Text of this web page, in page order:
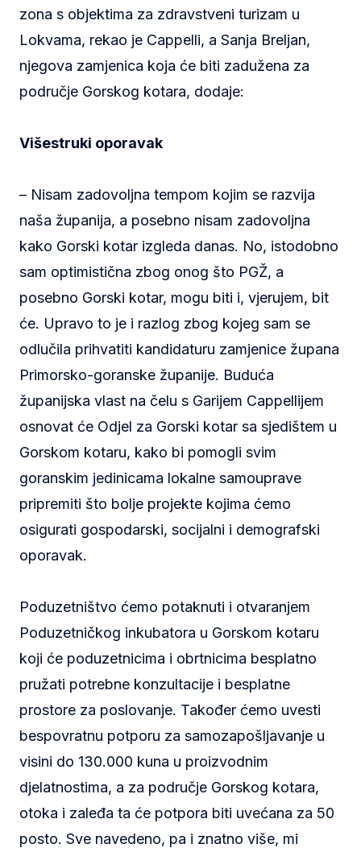
zona s objektima za zdravstveni turizam u
Lokvama, rekao je Cappelli, a Sanja Breljan,
njegova zamjenica koja će biti zadužena za
područje Gorskog kotara, dodaje:
Višestruki oporavak
– Nisam zadovoljna tempom kojim se razvija
naša županija, a posebno nisam zadovoljna
kako Gorski kotar izgleda danas. No, istodobno
sam optimistična zbog onog što PGŽ, a
posebno Gorski kotar, mogu biti i, vjerujem, bit
će. Upravo to je i razlog zbog kojeg sam se
odlučila prihvatiti kandidaturu zamjenice župana
Primorsko-goranske županije. Buduća
županijska vlast na čelu s Garijem Cappellijem
osnovat će Odjel za Gorski kotar sa sjedištem u
Gorskom kotaru, kako bi pomogli svim
goranskim jedinicama lokalne samouprave
pripremiti što bolje projekte kojima ćemo
osigurati gospodarski, socijalni i demografski
oporavak.
Poduzetništvo ćemo potaknuti i otvaranjem
Poduzetničkog inkubatora u Gorskom kotaru
koji će poduzetnicima i obrtnicima besplatno
pružati potrebne konzultacije i besplatne
prostore za poslovanje. Također ćemo uvesti
bespovratnu potporu za samozapošljavanje u
visini do 130.000 kuna u proizvodnim
djelatnostima, a za područje Gorskog kotara,
otoka i zaleđa ta će potpora biti uvećana za 50
posto. Sve navedeno, pa i znatno više, mi